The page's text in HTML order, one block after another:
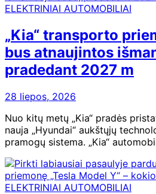
ELEKTRINIAI AUTOMOBILIAI
„Kia“ transporto
bus atnaujintos
pradedant 2027 m
28 liepos, 2026
Nuo kitų metų „Kia“ pradės
nauja „Hyundai“ aukštųjų
pramogų sistema. „Kia“
ELEKTRINIAI AUTOMOBILIAI